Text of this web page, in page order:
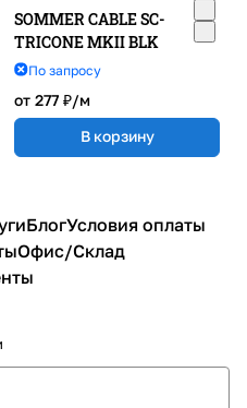
SOMMER CABLE SC-
TRICONE MKII BLK
По запросу
от 277 ₽/м
В корзину
БлогУсловия оплаты
Офис/Склад